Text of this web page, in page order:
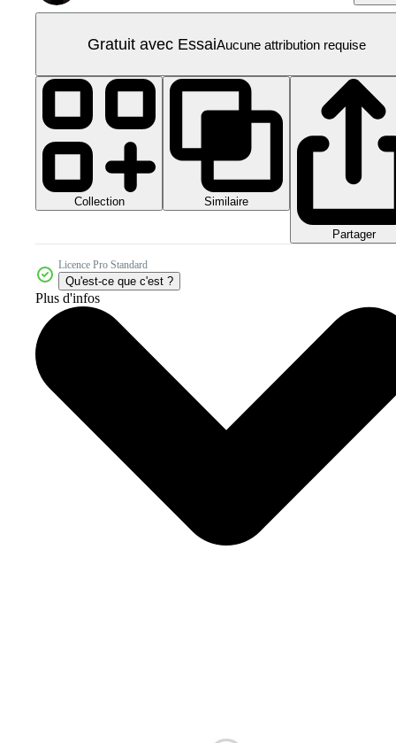
Gratuit avec EssaiAucune attribution requise
Collection Similaire
Partager
Licence Pro Standard
Qu'est-ce que c'est ?
Plus d'infos